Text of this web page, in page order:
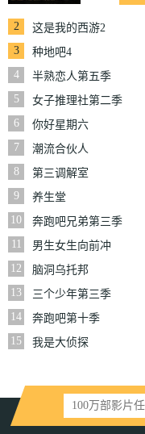
2
这是我的西游2
3
种地吧4
4
半熟恋人第五季
5
女子推理社第二季
6
你好星期六
7
潮流合伙人
8
第三调解室
9
养生堂
10
奔跑吧兄弟第三季
11
男生女生向前冲
12
脑洞乌托邦
13
三个少年第三季
14
奔跑吧第十季
15
我是大侦探